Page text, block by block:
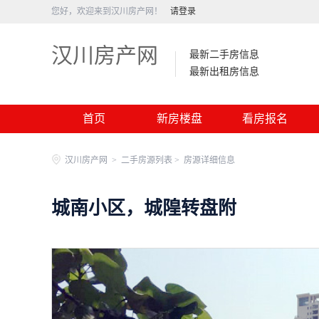
您好，欢迎来到汉川房产网！ 请登录
汉川房产网
最新二手房信息
最新出租房信息
首页 新房楼盘 看房报名
汉川房产网 > 二手房源列表 > 房源详细信息
城南小区，城隍转盘附